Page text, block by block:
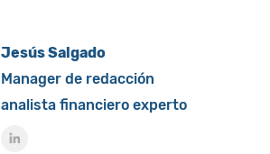
Jesús Salgado
Manager de redacción
analista financiero experto